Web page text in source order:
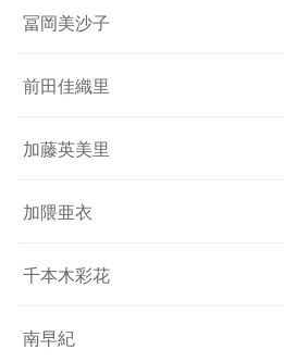
冨岡美沙子
前田佳織里
加藤英美里
加隈亜衣
千本木彩花
南早紀